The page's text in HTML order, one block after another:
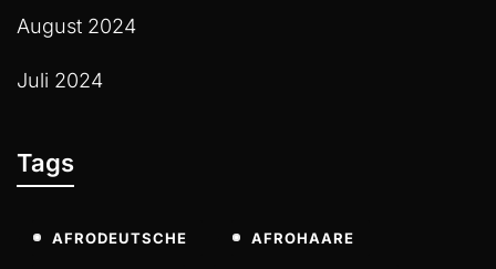
August 2024
Juli 2024
Tags
AFRODEUTSCHE AFROHAARE